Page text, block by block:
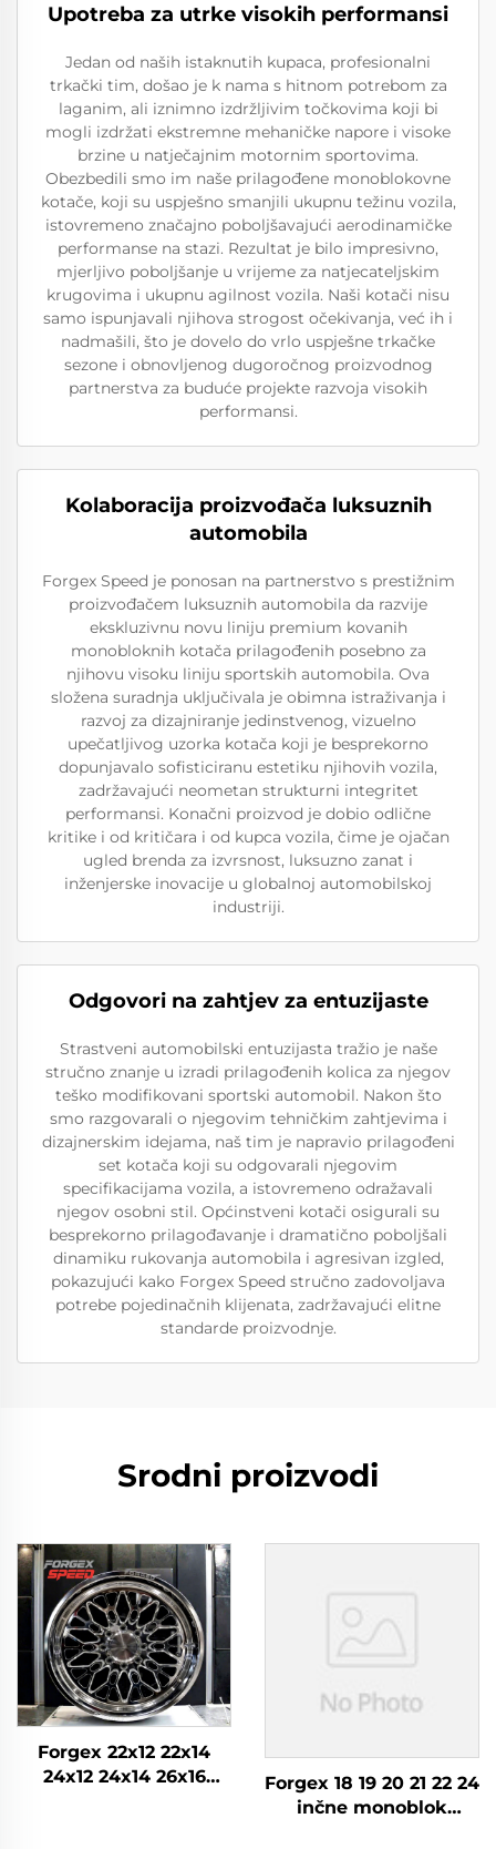
Upotreba za utrke visokih performansi
Jedan od naših istaknutih kupaca, profesionalni
trkački tim, došao je k nama s hitnom potrebom za
laganim, ali iznimno izdržljivim točkovima koji bi
mogli izdržati ekstremne mehaničke napore i visoke
brzine u natječajnim motornim sportovima.
Obezbedili smo im naše prilagođene monoblokovne
kotače, koji su uspješno smanjili ukupnu težinu vozila,
istovremeno značajno poboljšavajući aerodinamičke
performanse na stazi. Rezultat je bilo impresivno,
mjerljivo poboljšanje u vrijeme za natjecateljskim
krugovima i ukupnu agilnost vozila. Naši kotači nisu
samo ispunjavali njihova strogost očekivanja, već ih i
nadmašili, što je dovelo do vrlo uspješne trkačke
sezone i obnovljenog dugoročnog proizvodnog
partnerstva za buduće projekte razvoja visokih
performansi.
Kolaboracija proizvođača luksuznih
automobila
Forgex Speed je ponosan na partnerstvo s prestižnim
proizvođačem luksuznih automobila da razvije
ekskluzivnu novu liniju premium kovanih
monobloknih kotača prilagođenih posebno za
njihovu visoku liniju sportskih automobila. Ova
složena suradnja uključivala je obimna istraživanja i
razvoj za dizajniranje jedinstvenog, vizuelno
upečatljivog uzorka kotača koji je besprekorno
dopunjavalo sofisticiranu estetiku njihovih vozila,
zadržavajući neometan strukturni integritet
performansi. Konačni proizvod je dobio odlične
kritike i od kritičara i od kupca vozila, čime je ojačan
ugled brenda za izvrsnost, luksuzno zanat i
inženjerske inovacije u globalnoj automobilskoj
industriji.
Odgovori na zahtjev za entuzijaste
Strastveni automobilski entuzijasta tražio je naše
stručno znanje u izradi prilagođenih kolica za njegov
teško modifikovani sportski automobil. Nakon što
smo razgovarali o njegovim tehničkim zahtjevima i
dizajnerskim idejama, naš tim je napravio prilagođeni
set kotača koji su odgovarali njegovim
specifikacijama vozila, a istovremeno odražavali
njegov osobni stil. Općinstveni kotači osigurali su
besprekorno prilagođavanje i dramatično poboljšali
dinamiku rukovanja automobila i agresivan izgled,
pokazujući kako Forgex Speed stručno zadovoljava
potrebe pojedinačnih klijenata, zadržavajući elitne
standarde proizvodnje.
Srodni proizvodi
Forgex 22x12 22x14
24x12 24x14 26x16
Forgex 18 19 20 21 22 24
inčne monoblok